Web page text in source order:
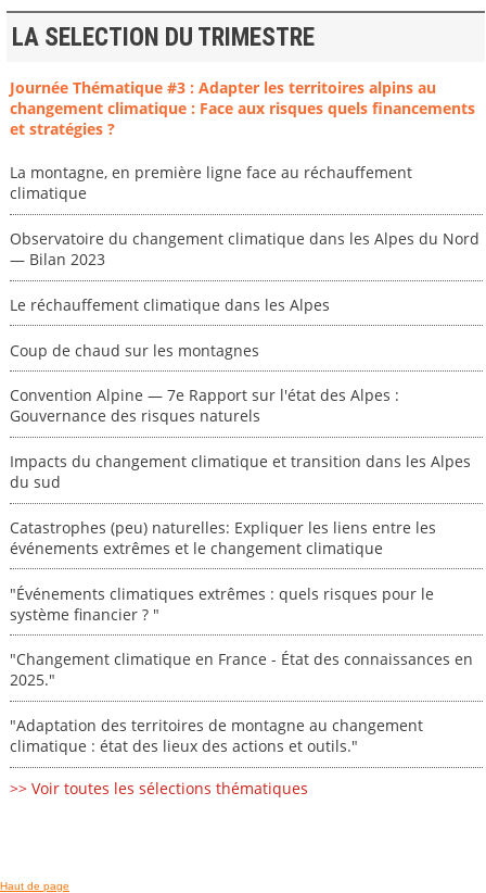
LA SELECTION DU TRIMESTRE
Journée Thématique #3 : Adapter les territoires alpins au
changement climatique : Face aux risques quels financements
et stratégies ?
La montagne, en première ligne face au réchauffement
climatique
Observatoire du changement climatique dans les Alpes du Nord
— Bilan 2023
Le réchauffement climatique dans les Alpes
Coup de chaud sur les montagnes
Convention Alpine — 7e Rapport sur l'état des Alpes :
Gouvernance des risques naturels
Impacts du changement climatique et transition dans les Alpes
du sud
Catastrophes (peu) naturelles: Expliquer les liens entre les
événements extrêmes et le changement climatique
"Événements climatiques extrêmes : quels risques pour le
système financier ? "
"Changement climatique en France - État des connaissances en
2025."
"Adaptation des territoires de montagne au changement
climatique : état des lieux des actions et outils."
>> Voir toutes les sélections thématiques
Haut de page